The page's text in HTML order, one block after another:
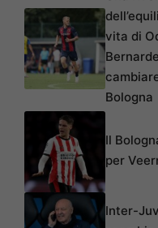
vita di
Bologna
Il
per
Inter-